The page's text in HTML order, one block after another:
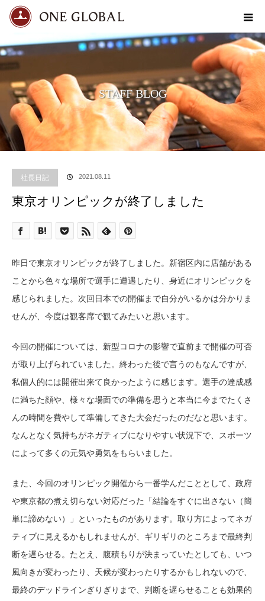
STAFF BLOG
社長日記 2021.08.11
東京オリンピックが終了しました
昨日で東京オリンピックが終了しました。新宿区内に店舗がある
ことから色々な場所で選手に遭遇したり、身近にオリンピックを
感じられました。次回日本での開催まで自分がいるかは分かりま
せんが、今度は観客席で観てみたいと思います。
今回の開催については、新型コロナの影響で直前まで開催の可否
が取り上げられていました。終わった後で言うのもなんですが、
私個人的には開催出来て良かったように感じます。選手の達成感
に満ちた顔や、様々な場面での準備を思うと本当に今までたくさ
んの時間を費やして準備してきた大会だったのだなと思います。
なんとなく気持ちがネガティブになりやすい状況下で、スポーツ
によって多くの元気や勇気をもらいました。
また、今回のオリンピック開催から一番学んだこととして、政府
や東京都の煮え切らない対応だった「結論をすぐに出さない（簡
単に諦めない）」といったものがあります。取り方によってネガ
ティブに見えるかもしれませんが、ギリギリのところまで最終判
断を遅らせる。たとえ、腹積もりが決まっていたとしても、いつ
風向きが変わったり、天候が変わったりするかもしれないので、
最終のデッドラインぎりぎりまで、判断を遅らせることも効果的